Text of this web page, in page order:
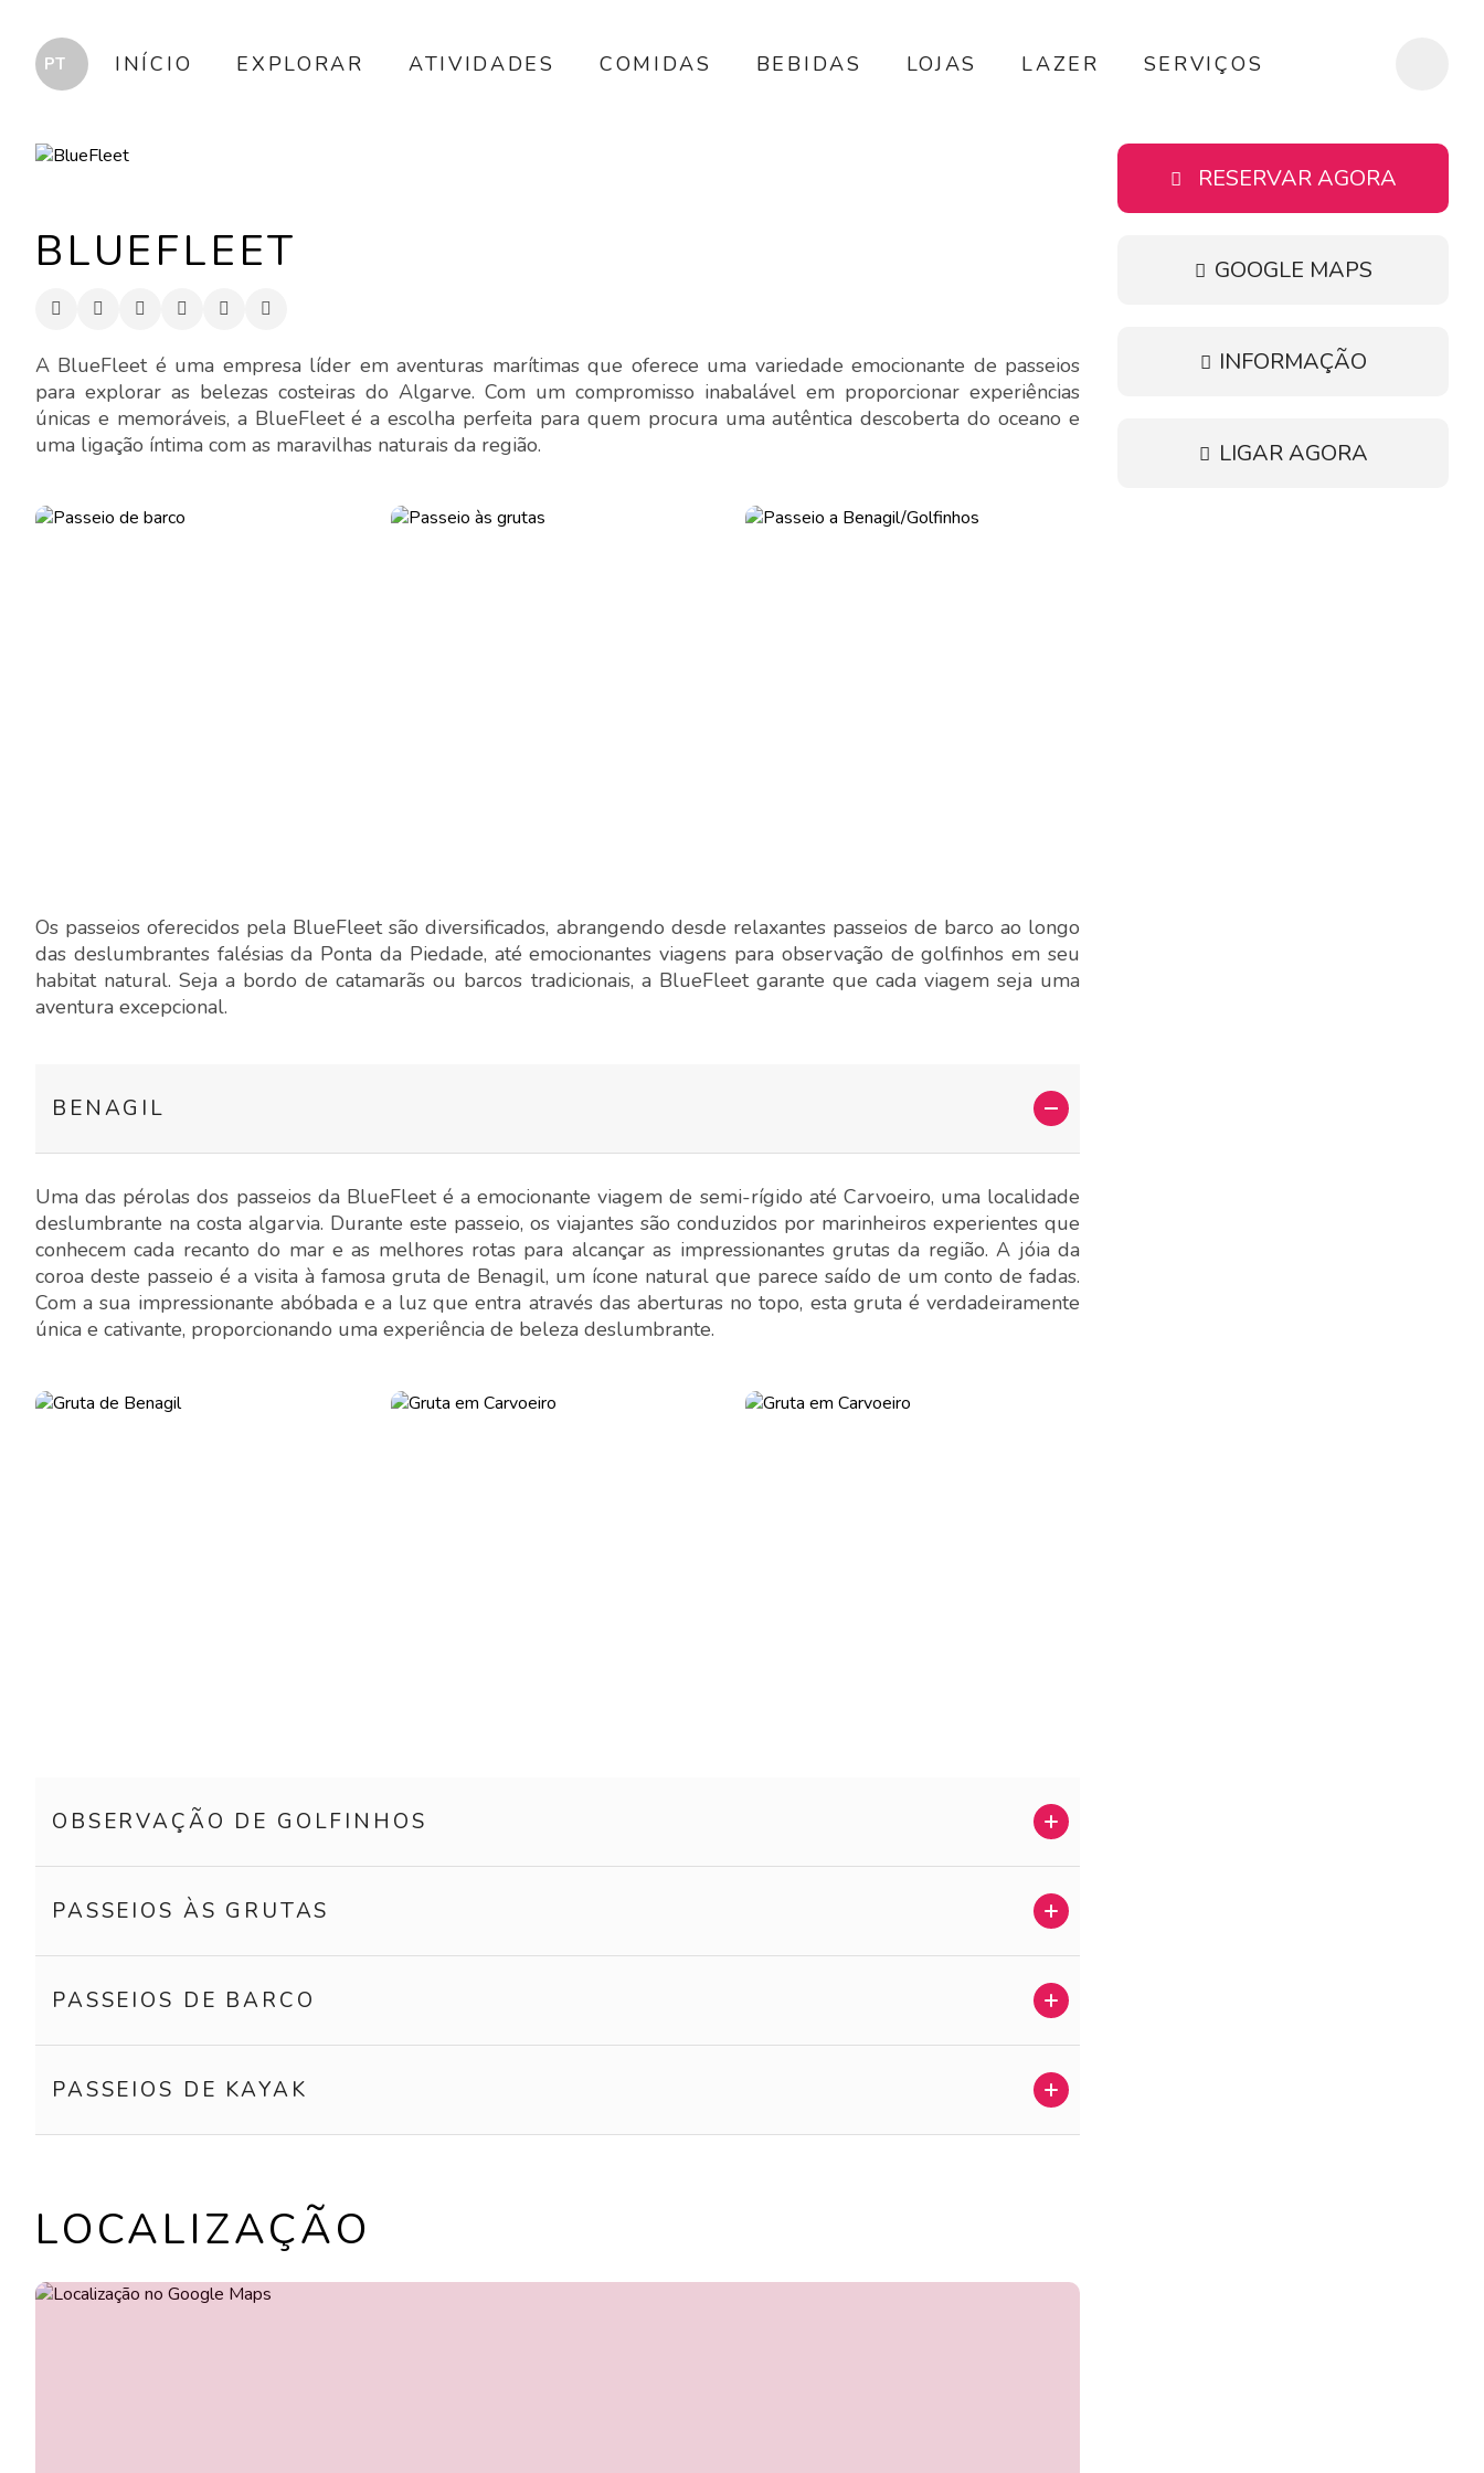
INÍCIO EXPLORAR ATIVIDADES COMIDAS BEBIDAS LOJAS LAZER SERVIÇOS
BLUEFLEET
A BlueFleet é uma empresa líder em aventuras marítimas que oferece uma variedade emocionante de passeios
para explorar as belezas costeiras do Algarve. Com um compromisso inabalável em proporcionar experiências
únicas e memoráveis, a BlueFleet é a escolha perfeita para quem procura uma autêntica descoberta do oceano e
uma ligação íntima com as maravilhas naturais da região.
Os passeios oferecidos pela BlueFleet são diversificados, abrangendo desde relaxantes passeios de barco ao longo
das deslumbrantes falésias da Ponta da Piedade, até emocionantes viagens para observação de golfinhos em seu
habitat natural. Seja a bordo de catamarãs ou barcos tradicionais, a BlueFleet garante que cada viagem seja uma
aventura excepcional.
BENAGIL
Uma das pérolas dos passeios da BlueFleet é a emocionante viagem de semi-rígido até Carvoeiro, uma localidade
deslumbrante na costa algarvia. Durante este passeio, os viajantes são conduzidos por marinheiros experientes que
conhecem cada recanto do mar e as melhores rotas para alcançar as impressionantes grutas da região. A jóia da
coroa deste passeio é a visita à famosa gruta de Benagil, um ícone natural que parece saído de um conto de fadas.
Com a sua impressionante abóbada e a luz que entra através das aberturas no topo, esta gruta é verdadeiramente
única e cativante, proporcionando uma experiência de beleza deslumbrante.
OBSERVAÇÃO DE GOLFINHOS
PASSEIOS ÀS GRUTAS
PASSEIOS DE BARCO
PASSEIOS DE KAYAK
LOCALIZAÇÃO
RESERVAR AGORA
GOOGLE MAPS
INFORMAÇÃO
LIGAR AGORA